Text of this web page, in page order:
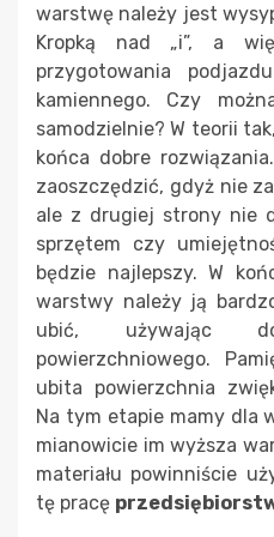
warstwę należy jest
Kropką nad „i”, a
przygotowania
kamiennego. Czy
samodzielnie? W teorii
końca dobre
zaoszczędzić, gdyż nie
ale z drugiej strony nie
sprzętem czy
będzie najlepszy. W
warstwy należy ją
ubić, używając
powierzchniowego.
ubita powierzchnia
Na tym etapie mamy dla
mianowicie im wyższa
materiału powinniście
tę pracę